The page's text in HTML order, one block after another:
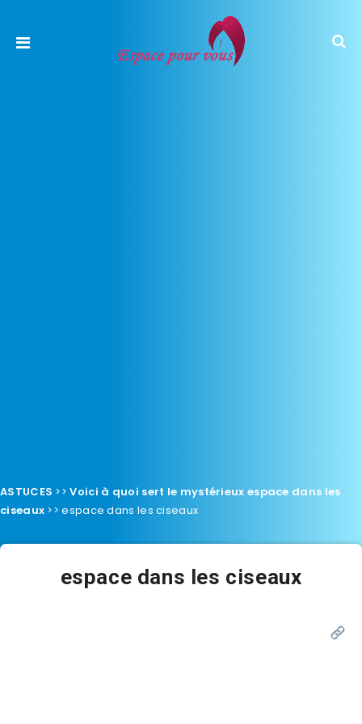
ASTUCES >>Voici à quoi sert le mystérieux espace dans les
ciseaux >>espace dans les ciseaux
espace dans les ciseaux